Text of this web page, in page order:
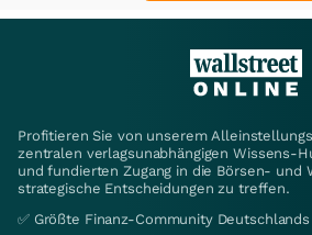
Profitieren Sie von unserem
zentralen verlagsunabhängigen Wissens-
und fundierten Zugang in die Börsen- und
strategische Entscheidungen zu treffen.
✅ Größte Finanz-Community Deutschlands